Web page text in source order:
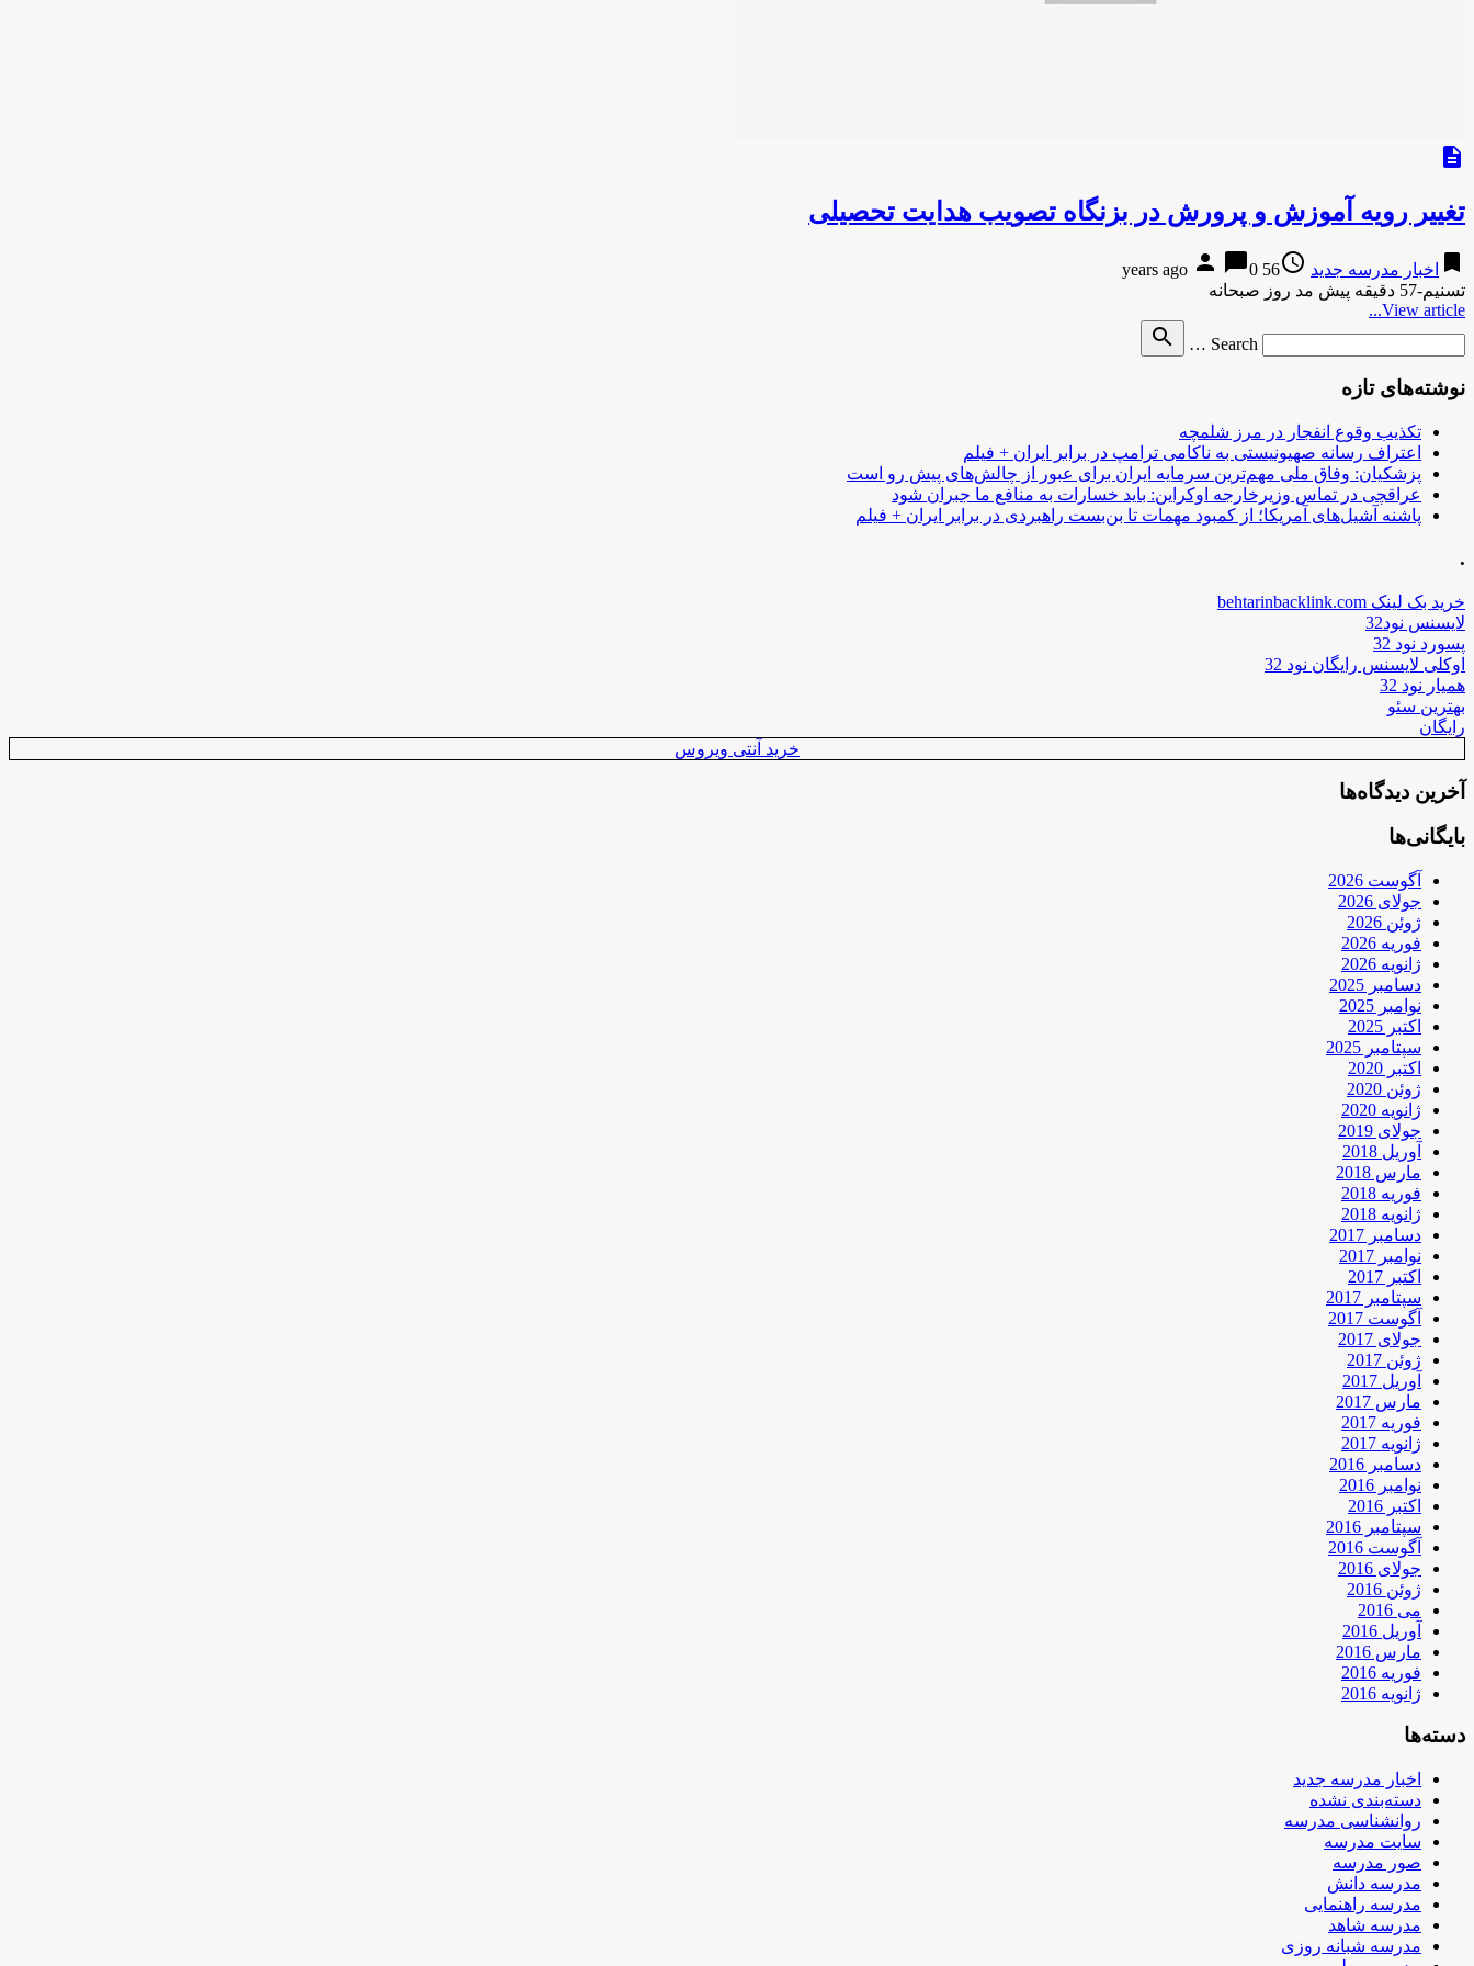
description
تغییر رویه آموزش و پرورش در بزنگاه تصویب هدایت تحصیلی
bookmark اخبار مدرسه جدید access_time
56 years ago
person chat_bubble0
تسنیم-57 دقیقه پیش مد روز صبحانه
View article...
Search …
search
نوشته‌های تازه
تکذیب وقوع انفجار در مرز شلمچه
اعتراف رسانه صهیونیستی به ناکامی ترامپ در برابر ایران + فیلم
پزشکیان: وفاق ملی مهم‌ترین سرمایه ایران برای عبور از چالش‌های پیش رو است
عراقچی در تماس وزیرخارجه اوکراین: باید خسارات به منافع ما جبران شود
پاشنه آشیل‌های آمریکا؛ از کمبود مهمات تا بن‌بست راهبردی در برابر ایران + فیلم
.
خرید بک لینک behtarinbacklink.com
لایسنس نود32
پسورد نود 32
اوکلی لایسنس رایگان نود 32
همیار نود 32
بهترین سئو
رایگان
خرید آنتی ویروس
آخرین دیدگاه‌ها
بایگانی‌ها
آگوست 2026
جولای 2026
ژوئن 2026
فوریه 2026
ژانویه 2026
دسامبر 2025
نوامبر 2025
اکتبر 2025
سپتامبر 2025
اکتبر 2020
ژوئن 2020
ژانویه 2020
جولای 2019
آوریل 2018
مارس 2018
فوریه 2018
ژانویه 2018
دسامبر 2017
نوامبر 2017
اکتبر 2017
سپتامبر 2017
آگوست 2017
جولای 2017
ژوئن 2017
آوریل 2017
مارس 2017
فوریه 2017
ژانویه 2017
دسامبر 2016
نوامبر 2016
اکتبر 2016
سپتامبر 2016
آگوست 2016
جولای 2016
ژوئن 2016
می 2016
آوریل 2016
مارس 2016
فوریه 2016
ژانویه 2016
دسته‌ها
اخبار مدرسه جدید
دسته‌بندی نشده
روانشناسی مدرسه
سایت مدرسه
صور مدرسه
مدرسه دانش
مدرسه راهنمایی
مدرسه شاهد
مدرسه شبانه روزی